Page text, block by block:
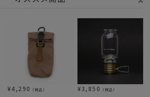
¥4,290 （税込） ¥3,850 （税込）